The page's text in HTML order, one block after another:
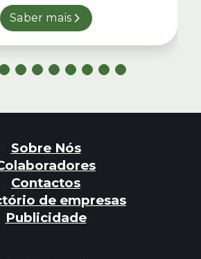
Saber mais
Sobre Nós
Contactos
de empresas
Publicidade